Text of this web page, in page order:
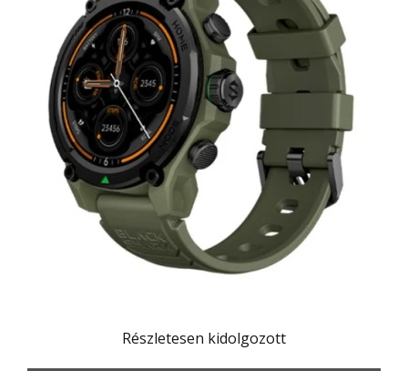
Részletesen kidolgozott